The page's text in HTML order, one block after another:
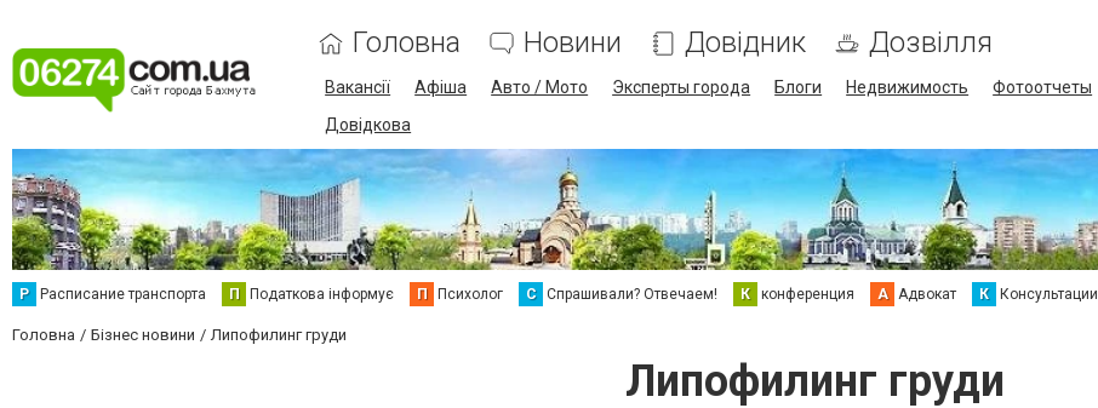
Головна Новини Довідник Дозвілля
Вакансії Афіша Авто / Мото Эксперты города Блоги Недвижимость Фотоотчеты
Довідкова
Р Расписание транспорта П Податкова інформує П Психолог С Спрашивали? Отвечаем! К конференция А Адвокат К Консультации
Головна Бізнес новини Липофилинг груди
Липофилинг груди